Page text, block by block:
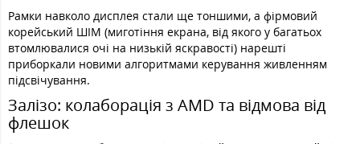
Рамки навколо дисплея стали ще тоншими, а фірмовий
корейський ШІМ (миготіння екрана, від якого у багатьох
втомлювалися очі на низькій яскравості) нарешті
приборкали новими алгоритмами керування живленням
підсвічування.
Залізо: колаборація з AMD та відмова від
флешок